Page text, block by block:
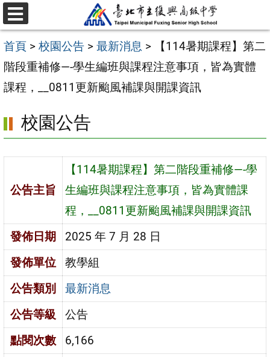
跳
至
主
要
內
區
選
單
首頁 > 校園公告 > 最新消息 >
【114暑期課程】第二
階段重補修—-學生編班與課程注意事項，皆為實體
課程，__0811更新颱風補課與開課資訊
校園公告
公告主旨
【114暑期課程】第二階段重補修—-學
生編班與課程注意事項，皆為實體課
程，__0811更新颱風補課與開課資訊
發佈日期
2025 年 7 月 28 日
發佈單位
教學組
公告類別
最新消息
公告等級
公告
點閱次數
6,166